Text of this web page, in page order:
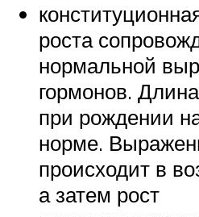
роста
нормальной
гормонов.
при рождении
норме.
происходит в
а затем рост